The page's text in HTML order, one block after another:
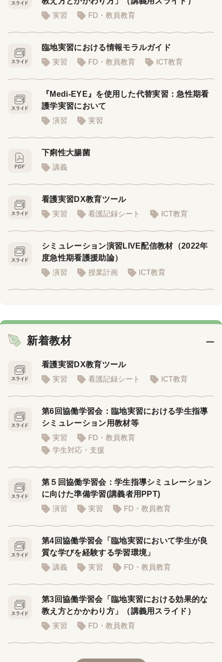
実習
FD・教員教育
臨地実習における情報モラルガイド
実習
FD・教員教育 ICT教育
『Medi-EYE』を使用した代替実習：急性期看
護学実習において
演習
実習
下痢性大腸菌
講義
看護実習DX教育ツール
実習
看護記録シート ICT教育
シミュレーション演習LIVE配信教材（2022年
度急性期看護援助論）
演習
授業計画 ICT教育
新着教材
看護実習DX教育ツール
実習
看護記録シート ICT教育
第6回協働学習会：臨地実習における学生指導
シミュレーション用教材等
実習
FD・教員教育
学生対応・支援
第５回協働学習会：学生指導シミュレーション
に向けた準備学習(講義者用PPT)
演習
実習 FD・教員教育
第4回協働学習会「臨地実習において学生が良
質な学びを経験する学習環境」
講義
実習 FD・教員教育
第3回協働学習会「臨地実習における効果的な
教え方とかかわり方」（講義用スライド）
実習
FD・教員教育